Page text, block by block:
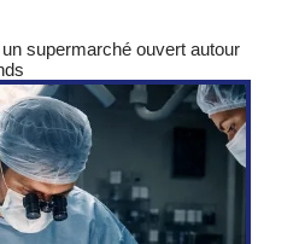
supermarché ouvert autour